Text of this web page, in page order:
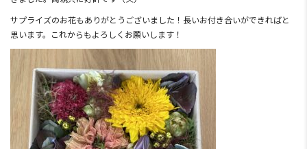
サプライズのお花もありがとうございました！長いお付き合いができればと
思います。これからもよろしくお願いします！